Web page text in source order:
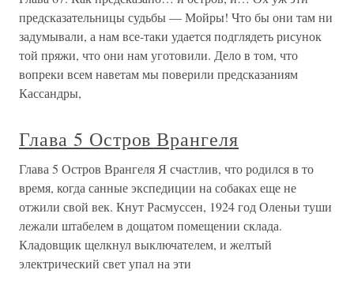
предсказательницы судьбы — Мойры! Что бы они там ни
задумывали, а нам все-таки удается подглядеть рисунок
той пряжи, что они нам уготовили. Дело в том, что
вопреки всем наветам мы поверили предсказаниям
Кассандры,
Глава 5 Остров Врангеля
Глава 5 Остров Врангеля Я счастлив, что родился в то
время, когда санные экспедиции на собаках еще не
отжили свой век. Кнут Расмуссен, 1924 год Оленьи туши
лежали штабелем в дощатом помещении склада.
Кладовщик щелкнул выключателем, и желтый
электрический свет упал на эти